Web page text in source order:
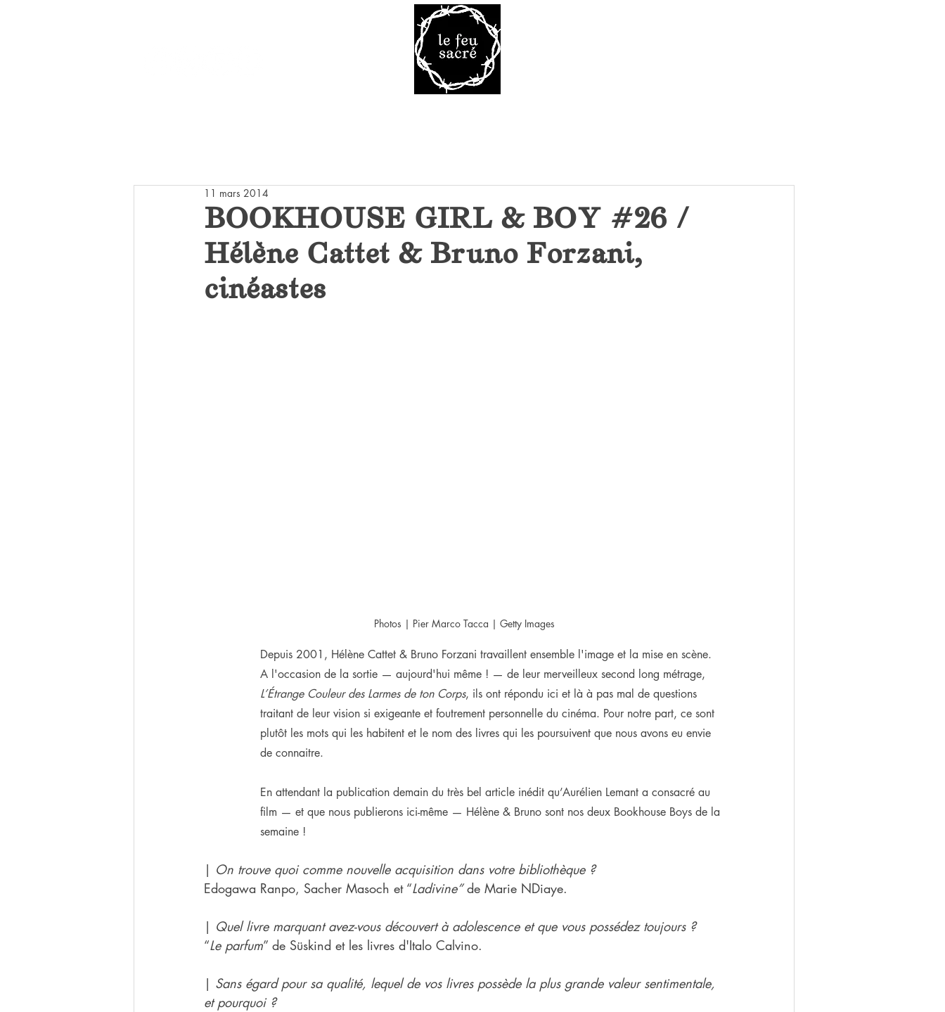
BOOKHOUSE GIRL & BOY #26 /
Hélène Cattet & Bruno Forzani,
cinéastes
11 mars 2014
Photos | Pier Marco Tacca | Getty Images
Depuis 2001, Hélène Cattet & Bruno Forzani travaillent ensemble l'image et la mise en scène.
A l'occasion de la sortie — aujourd'hui même ! — de leur merveilleux second long métrage,
L’Étrange Couleur des Larmes de ton Corps, ils ont répondu ici et là à pas mal de questions
traitant de leur vision si exigeante et foutrement personnelle du cinéma. Pour notre part, ce sont
plutôt les mots qui les habitent et le nom des livres qui les poursuivent que nous avons eu envie
de connaitre.
En attendant la publication demain du très bel article inédit qu’Aurélien Lemant a consacré au
film — et que nous publierons ici-même — Hélène & Bruno sont nos deux Bookhouse Boys de la
semaine !
| On trouve quoi comme nouvelle acquisition dans votre bibliothèque ?
Edogawa Ranpo, Sacher Masoch et “Ladivine” de Marie NDiaye.
| Quel livre marquant avez-vous découvert à adolescence et que vous possédez toujours ?
“Le parfum” de Süskind et les livres d'Italo Calvino.
| Sans égard pour sa qualité, lequel de vos livres possède la plus grande valeur sentimentale,
et pourquoi ?